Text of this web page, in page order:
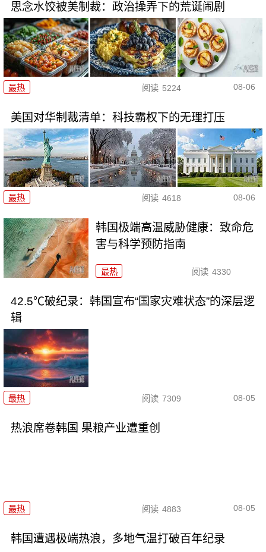
思念水饺被美制裁：政治操弄下的荒诞闹剧
最热 阅读 5224 08-06
美国对华制裁清单：科技霸权下的无理打压
最热 阅读 4618 08-06
韩国极端高温威胁健康：致命危
害与科学预防指南
最热 阅读 4330
42.5℃破纪录：韩国宣布“国家灾难状态”的深层逻
辑
最热 阅读 7309 08-05
热浪席卷韩国 果粮产业遭重创
最热 阅读 4883 08-05
韩国遭遇极端热浪，多地气温打破百年纪录